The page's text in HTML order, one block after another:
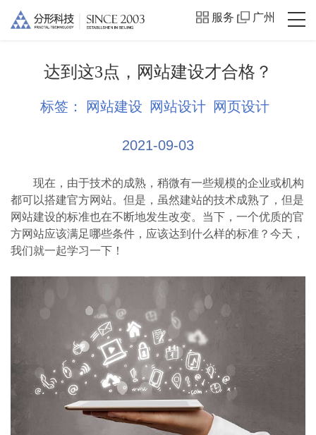
服务 广州
达到这3点，网站建设才合格？
标签： 网站建设 网站设计 网页设计
2021-09-03
现在，由于技术的成熟，稍微有一些规模的企业或机构
都可以搭建官方网站。但是，虽然建站的技术成熟了，但是
网站建设的标准也在不断地发生改变。当下，一个优质的官
方网站应该满足哪些条件，应该达到什么样的标准？今天，
我们就一起学习一下！